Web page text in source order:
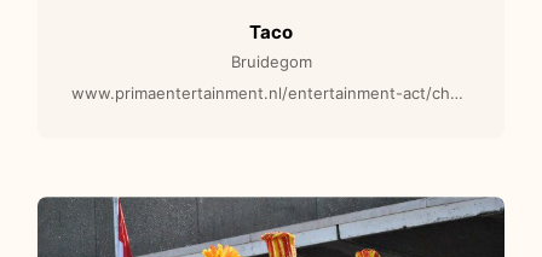
Taco
Bruidegom
www.primaentertainment.nl/entertainment-act/champagne-diva-warm-wit-led-c01-catering-act/